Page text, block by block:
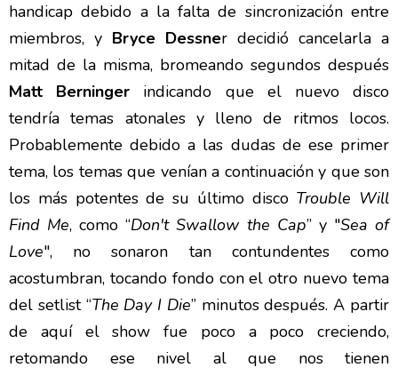
handicap debido a la falta de sincronización entre
miembros, y Bryce Dessner decidió cancelarla a
mitad de la misma, bromeando segundos después
Matt Berninger indicando que el nuevo disco
tendría temas atonales y lleno de ritmos locos.
Probablemente debido a las dudas de ese primer
tema, los temas que venían a continuación y que son
los más potentes de su último disco Trouble Will
Find Me, como “Don't Swallow the Cap” y "Sea of
Love", no sonaron tan contundentes como
acostumbran, tocando fondo con el otro nuevo tema
del setlist “The Day I Die” minutos después. A partir
de aquí el show fue poco a poco creciendo,
retomando ese nivel al que nos tienen